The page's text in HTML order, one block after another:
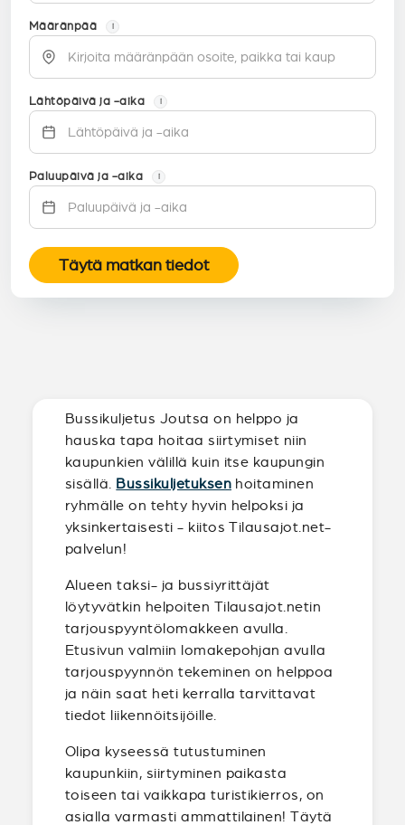
Määränpää i
Lähtöpäivä ja -aika i
Paluupäivä ja -aika i
Täytä matkan tiedot
Bussikuljetus Joutsa on helppo ja
hauska tapa hoitaa siirtymiset niin
kaupunkien välillä kuin itse kaupungin
sisällä. Bussikuljetuksen hoitaminen
ryhmälle on tehty hyvin helpoksi ja
yksinkertaisesti - kiitos Tilausajot.net-
palvelun!
Alueen taksi- ja bussiyrittäjät
löytyvätkin helpoiten Tilausajot.netin
tarjouspyyntölomakkeen avulla.
Etusivun valmiin lomakepohjan avulla
tarjouspyynnön tekeminen on helppoa
ja näin saat heti kerralla tarvittavat
tiedot liikennöitsijöille.
Olipa kyseessä tutustuminen
kaupunkiin, siirtyminen paikasta
toiseen tai vaikkapa turistikierros, on
asialla varmasti ammattilainen! Täytä